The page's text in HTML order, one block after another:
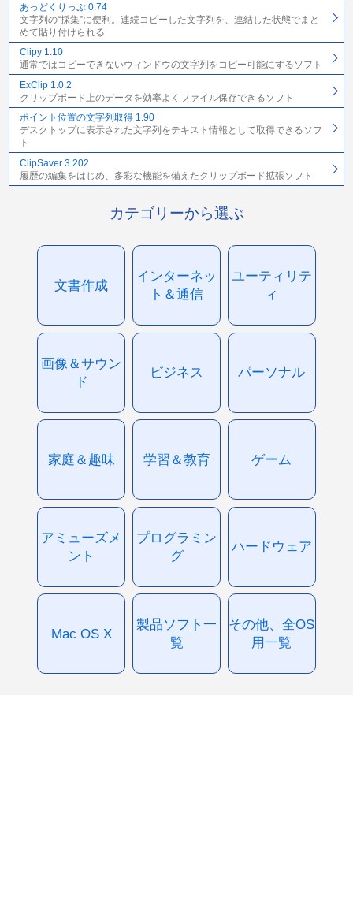
あっどくりっぷ 0.74
文字列の“採集”に便利。連続コピーした文字列を、連結した状態でまと
めて貼り付けられる
Clipy 1.10
通常ではコピーできないウィンドウの文字列をコピー可能にするソフト
ExClip 1.0.2
クリップボード上のデータを効率よくファイル保存できるソフト
ポイント位置の文字列取得 1.90
デスクトップに表示された文字列をテキスト情報として取得できるソフ
ト
ClipSaver 3.202
履歴の編集をはじめ、多彩な機能を備えたクリップボード拡張ソフト
カテゴリーから選ぶ
文書作成
インターネッ
ト＆通信
ユーティリテ
ィ
画像＆サウン
ド
ビジネス パーソナル
家庭＆趣味 学習＆教育 ゲーム
アミューズメ
ント
プログラミン
グ
ハードウェア
Mac OS X
製品ソフト一
覧
その他、全OS
用一覧